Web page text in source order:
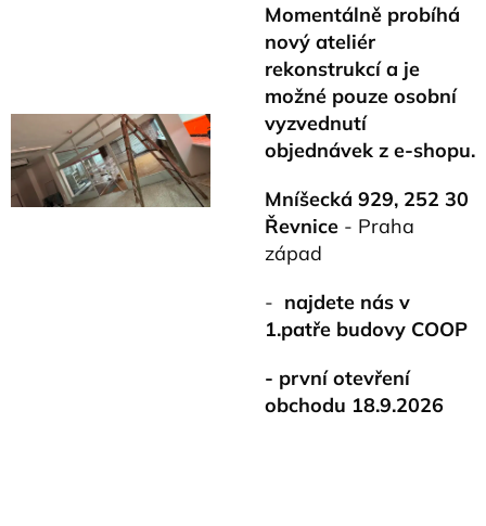
Momentálně probíhá
nový ateliér
rekonstrukcí a je
možné pouze osobní
vyzvednutí
objednávek z e-shopu.
Mníšecká 929, 252 30
Řevnice - Praha
západ
- najdete nás v
1.patře budovy COOP
- první otevření
obchodu 18.9.2026